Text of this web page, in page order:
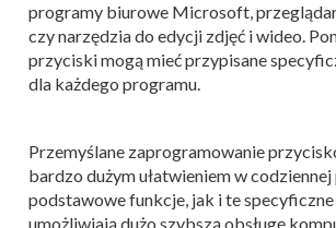
programy biurowe Microsoft,
czy narzędzia do edycji zdjęć i wideo.
przyciski mogą mieć przypisane
dla każdego programu.
Przemyślane zaprogramowanie
bardzo dużym ułatwieniem w
podstawowe funkcje, jak i te
umożliwiają dużo szybszą obsługę